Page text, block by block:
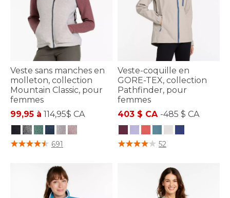
Veste sans manches en
molleton, collection
Mountain Classic, pour
femmes
99,95 à 114,95$ CA
3,3 sur 5 Évaluation des clients
691
Veste-coquille en
GORE-TEX, collection
Pathfinder, pour
femmes
403 $ CA -485 $ CA
5 sur 5 Évaluation des clients
52